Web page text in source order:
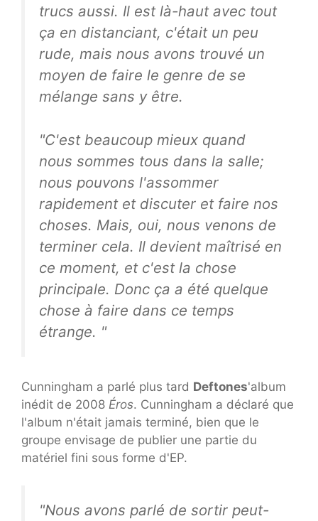
trucs aussi. Il est là-haut avec tout
ça en distanciant, c'était un peu
rude, mais nous avons trouvé un
moyen de faire le genre de se
mélange sans y être.
"C'est beaucoup mieux quand
nous sommes tous dans la salle;
nous pouvons l'assommer
rapidement et discuter et faire nos
choses. Mais, oui, nous venons de
terminer cela. Il devient maîtrisé en
ce moment, et c'est la chose
principale. Donc ça a été quelque
chose à faire dans ce temps
étrange. "
Cunningham a parlé plus tard Deftones'album
inédit de 2008 Éros. Cunningham a déclaré que
l'album n'était jamais terminé, bien que le
groupe envisage de publier une partie du
matériel fini sous forme d'EP.
"Nous avons parlé de sortir peut-